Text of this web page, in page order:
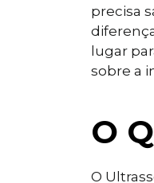
precisa
lugar
sobre a
O
O